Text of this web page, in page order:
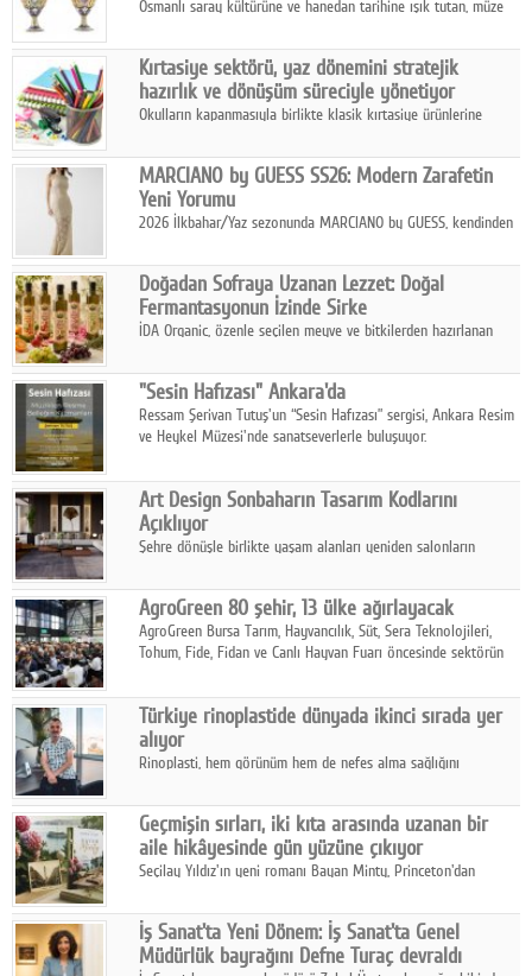
Osmanlı saray kültürüne ve hanedan tarihine ışık tutan, müze
Ağustos'ta Arthill Müzecilik'in düzenleyeceği özel müzayedede
koleksiyonerlerle buluşuyor
Kırtasiye sektörü, yaz dönemini stratejik
hazırlık ve dönüşüm süreciyle yönetiyor
Okulların kapanmasıyla birlikte klasik kırtasiye ürünlerine
sanat ve eğitici aktivite ürünleriyle dinamik bir biçimde
geçiriyor.
MARCIANO by GUESS SS26: Modern Zarafetin
Yeni Yorumu
2026 İlkbahar/Yaz sezonunda MARCIANO by GUESS, kendinden
Doğadan Sofraya Uzanan Lezzet: Doğal
Fermantasyonun İzinde Sirke
İDA Organic, özenle seçilen meyve ve bitkilerden hazırlanan
sofralarına taşıyor.
"Sesin Hafızası" Ankara'da
Ressam Şerivan Tutuş'un “Sesin Hafızası” sergisi, Ankara Resim
ve Heykel Müzesi'nde sanatseverlerle buluşuyor.
Art Design Sonbaharın Tasarım Kodlarını
Açıklıyor
Şehre dönüşle birlikte yaşam alanları yeniden salonların
sonbaharın tasarım kodlarını açıklıyor.
AgroGreen 80 şehir, 13 ülke ağırlayacak
AgroGreen Bursa Tarım, Hayvancılık, Süt, Sera Teknolojileri,
Tohum, Fide, Fidan ve Canlı Hayvan Fuarı öncesinde sektörün
Türkiye rinoplastide dünyada ikinci sırada yer
alıyor
Rinoplasti, hem görünüm hem de nefes alma sağlığını
biri konumunda.
Geçmişin sırları, iki kıta arasında uzanan bir
aile hikâyesinde gün yüzüne çıkıyor
Seçilay Yıldız'ın yeni romanı Bayan Minty, Princeton'dan
katmanlı bir aile hikâyesi anlatıyor.
İş Sanat'ta Yeni Dönem: İş Sanat'ta Genel
Müdürlük bayrağını Defne Turaç devraldı